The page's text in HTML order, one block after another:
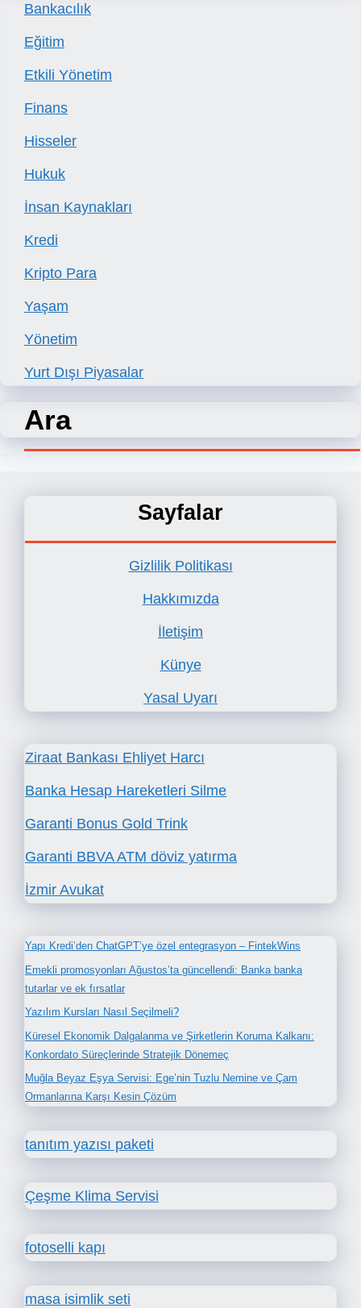
Bankacılık
Eğitim
Etkili Yönetim
Finans
Hisseler
Hukuk
İnsan Kaynakları
Kredi
Kripto Para
Yaşam
Yönetim
Yurt Dışı Piyasalar
Ara
Sayfalar
Gizlilik Politikası
Hakkımızda
İletişim
Künye
Yasal Uyarı
Ziraat Bankası Ehliyet Harcı
Banka Hesap Hareketleri Silme
Garanti Bonus Gold Trink
Garanti BBVA ATM döviz yatırma
İzmir Avukat
Yapı Kredi’den ChatGPT’ye özel entegrasyon – FintekWins
Emekli promosyonları Ağustos’ta güncellendi: Banka banka
tutarlar ve ek fırsatlar
Yazılım Kursları Nasıl Seçilmeli?
Küresel Ekonomik Dalgalanma ve Şirketlerin Koruma Kalkanı:
Konkordato Süreçlerinde Stratejik Dönemeç
Muğla Beyaz Eşya Servisi: Ege’nin Tuzlu Nemine ve Çam
Ormanlarına Karşı Kesin Çözüm
tanıtım yazısı paketi
Çeşme Klima Servisi
fotoselli kapı
masa isimlik seti